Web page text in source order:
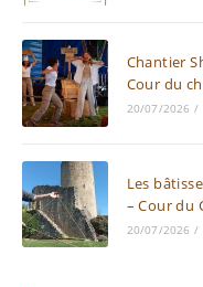
Chantier
Cour du
20/07/2026 /
Les
– Cour du
20/07/2026 /